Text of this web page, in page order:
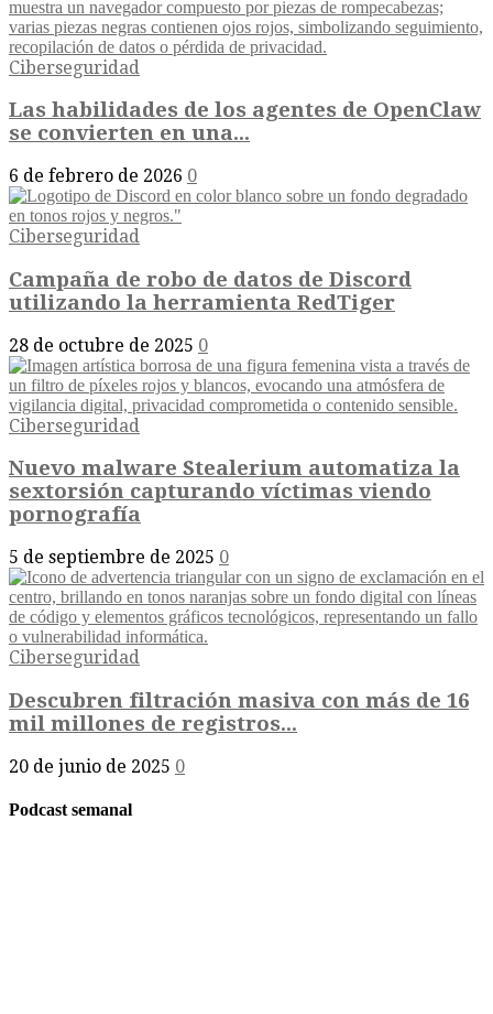
Ciberseguridad
Las habilidades de los agentes de OpenClaw
se convierten en una...
6 de febrero de 2026 0
Ciberseguridad
Campaña de robo de datos de Discord
utilizando la herramienta RedTiger
28 de octubre de 2025 0
Ciberseguridad
Nuevo malware Stealerium automatiza la
sextorsión capturando víctimas viendo
pornografía
5 de septiembre de 2025 0
Ciberseguridad
Descubren filtración masiva con más de 16
mil millones de registros...
20 de junio de 2025 0
Podcast semanal